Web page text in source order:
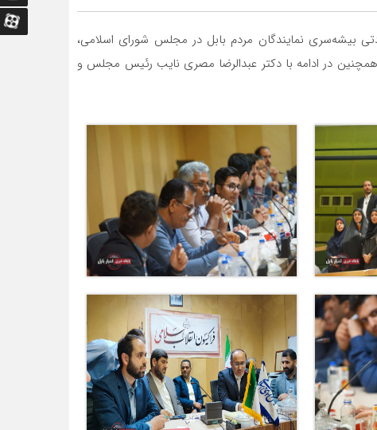
بیشه‌سری نمایندگان مردم بابل در مجلس شورای اسلامی،
در ادامه با دکتر عبدالرضا مصری نایب رئیس مجلس و